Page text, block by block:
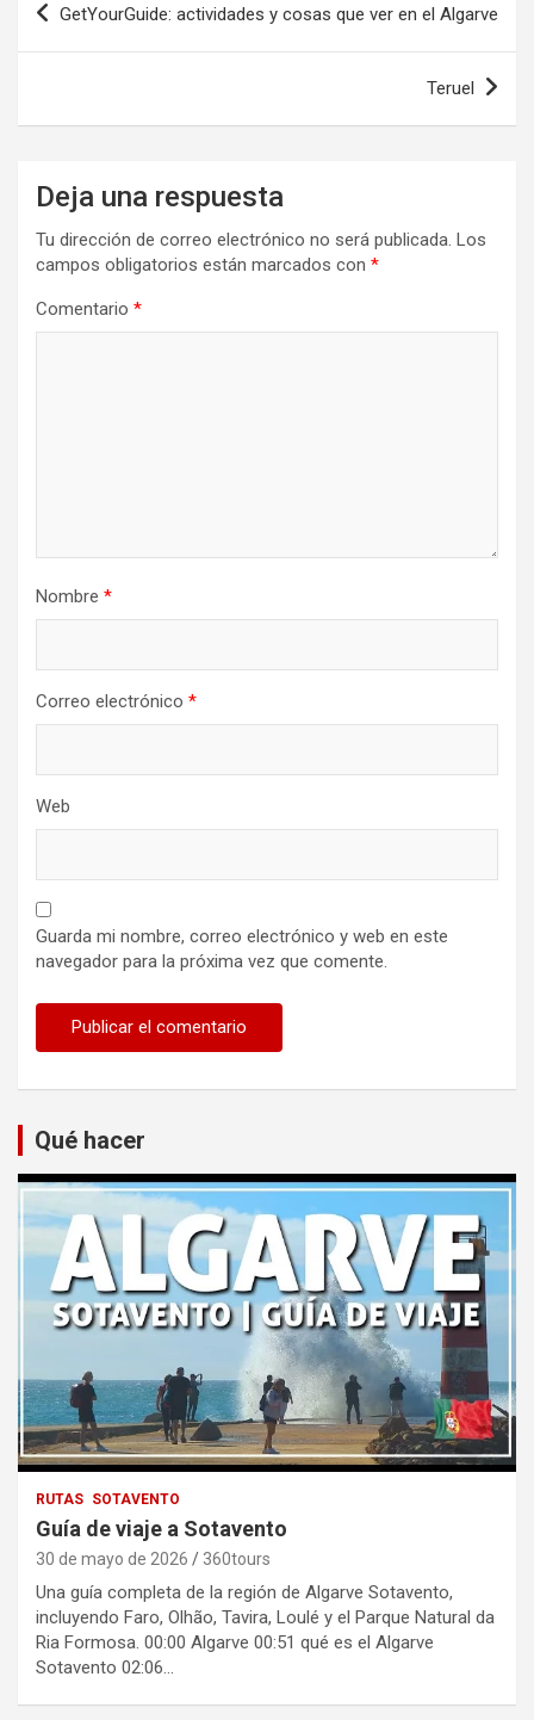
de
GetYourGuide: actividades y cosas que ver en el Algarve
Teruel
Deja una respuesta
Tu dirección de correo electrónico no será publicada. Los
campos obligatorios están marcados con *
Comentario *
Nombre *
Correo electrónico *
Web
Guarda mi nombre, correo electrónico y web en este
navegador para la próxima vez que comente.
Qué hacer
RUTAS SOTAVENTO
Guía de viaje a Sotavento
30 de mayo de 2026 360tours
Una guía completa de la región de Algarve Sotavento,
incluyendo Faro, Olhão, Tavira, Loulé y el Parque Natural da
Ria Formosa. 00:00 Algarve 00:51 qué es el Algarve
Sotavento 02:06…